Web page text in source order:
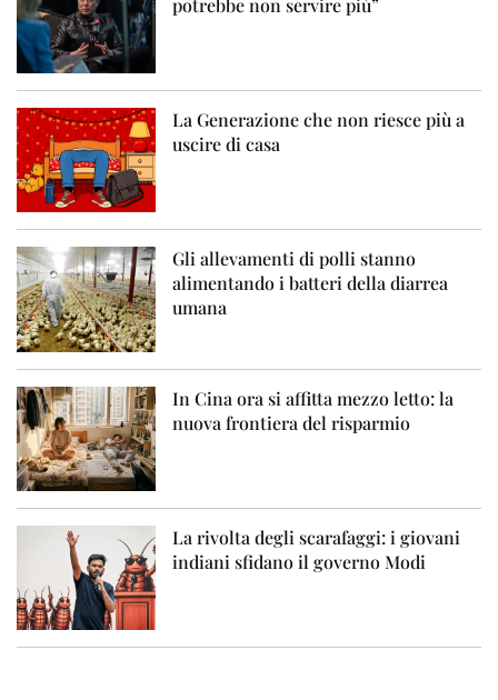
potrebbe non servire più”
La Generazione che non riesce più a
uscire di casa
Gli allevamenti di polli stanno
alimentando i batteri della diarrea
umana
In Cina ora si affitta mezzo letto: la
nuova frontiera del risparmio
La rivolta degli scarafaggi: i giovani
indiani sfidano il governo Modi